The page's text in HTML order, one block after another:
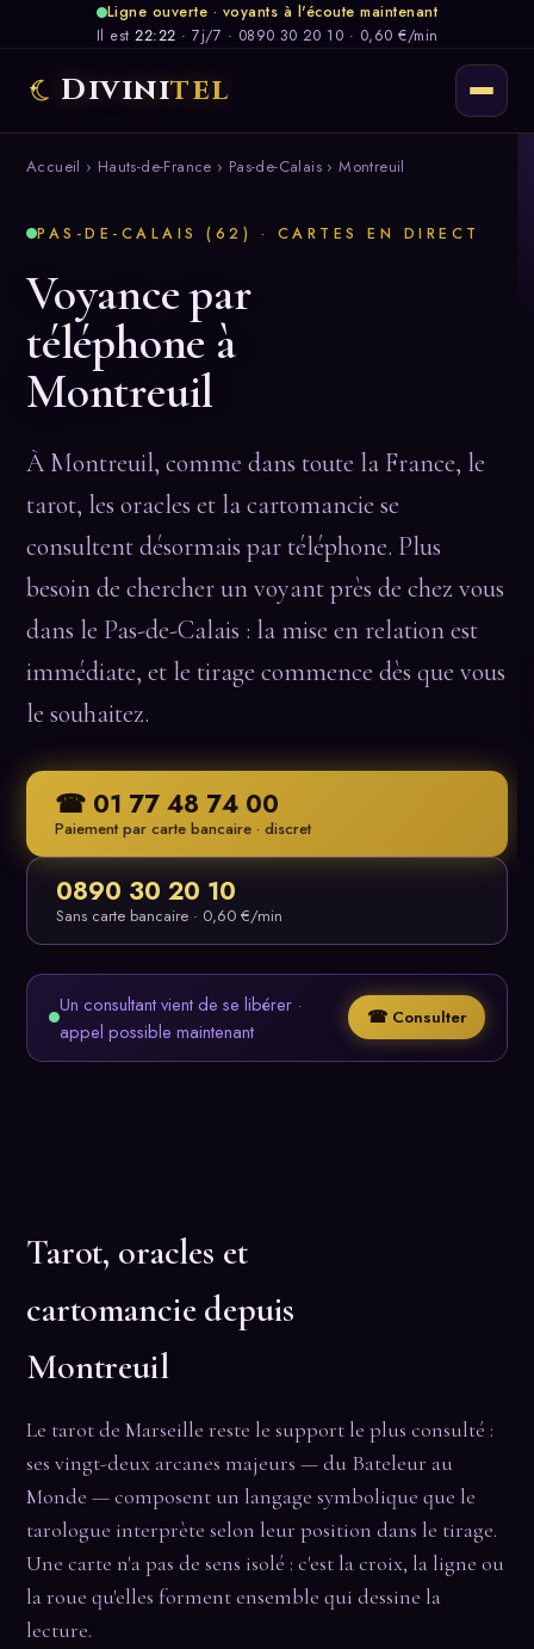
Ligne ouverte · voyants à l'écoute maintenant
Il est 22:22 · 7j/7 · 0890 30 20 10 · 0,60 €/min
Divinitel
Accueil › Hauts-de-France › Pas-de-Calais › Montreuil
PAS-DE-CALAIS (62) · CARTES EN DIRECT
Voyance par
téléphone à
Montreuil
À Montreuil, comme dans toute la France, le
tarot, les oracles et la cartomancie se
consultent désormais par téléphone. Plus
besoin de chercher un voyant près de chez vous
dans le Pas-de-Calais : la mise en relation est
immédiate, et le tirage commence dès que vous
le souhaitez.
☎ 01 77 48 74 00
Paiement par carte bancaire · discret
0890 30 20 10
Sans carte bancaire · 0,60 €/min
Un consultant vient de se libérer ·
appel possible maintenant
☎ Consulter
Tarot, oracles et
cartomancie depuis
Montreuil
Le tarot de Marseille reste le support le plus consulté :
ses vingt-deux arcanes majeurs — du Bateleur au
Monde — composent un langage symbolique que le
tarologue interprète selon leur position dans le tirage.
Une carte n'a pas de sens isolé : c'est la croix, la ligne ou
la roue qu'elles forment ensemble qui dessine la
lecture.